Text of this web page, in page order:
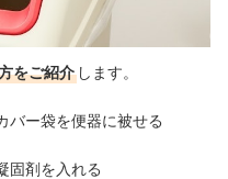
をご紹介 します。
ー袋を便器に被せる
剤を入れる